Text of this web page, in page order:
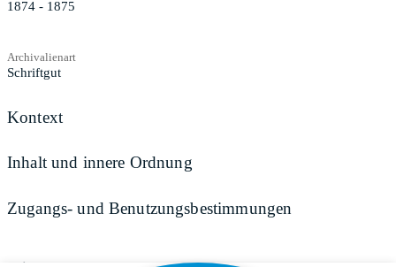
1874 - 1875
Archivalienart
Schriftgut
Kontext
Inhalt und innere Ordnung
Zugangs- und Benutzungsbestimmungen